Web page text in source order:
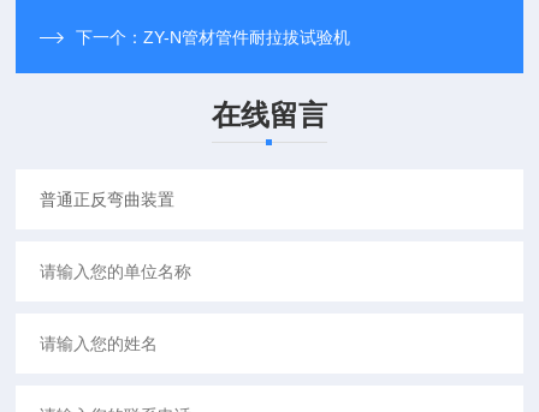
下一个：ZY-N管材管件耐拉拔试验机
在线留言